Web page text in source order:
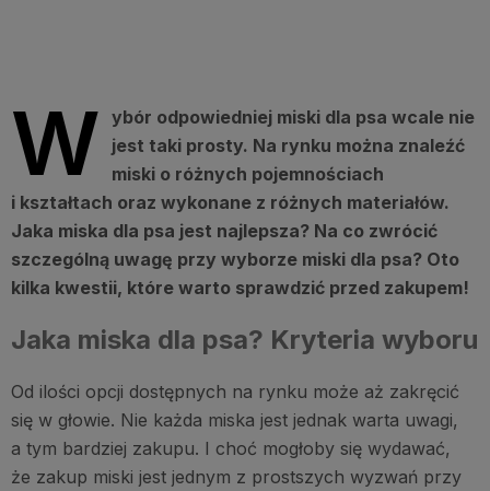
W ybór odpowiedniej miski dla psa wcale nie
jest taki prosty. Na rynku można znaleźć
miski o różnych pojemnościach
i kształtach oraz wykonane z różnych materiałów.
Jaka miska dla psa jest najlepsza? Na co zwrócić
szczególną uwagę przy wyborze miski dla psa? Oto
kilka kwestii, które warto sprawdzić przed zakupem!
Jaka miska dla psa? Kryteria wyboru
Od ilości opcji dostępnych na rynku może aż zakręcić
się w głowie. Nie każda miska jest jednak warta uwagi,
a tym bardziej zakupu. I choć mogłoby się wydawać,
że zakup miski jest jednym z prostszych wyzwań przy